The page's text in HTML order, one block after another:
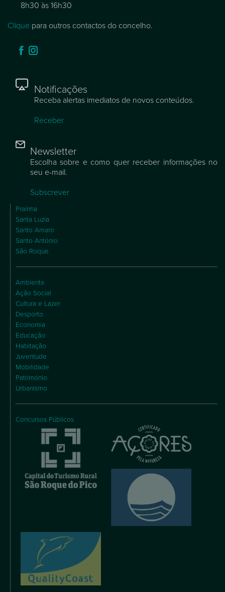
8h30 às 16h30
Clique para outros contactos do concelho.
Notificações
Receba alertas imediatos de novos conteúdos.
Receber
Newsletter
Escolha sobre e como quer receber informações no
seu e-mail.
Subscrever
Praínha
Santa Luzia
Santo Amaro
Santo António
São Roque
Ambiente
Ação Social
Cultura e Lazer
Desporto
Economia
Educação
Habitação
Juventude
Mobilidade
Património
Urbanismo
Concursos Públicos